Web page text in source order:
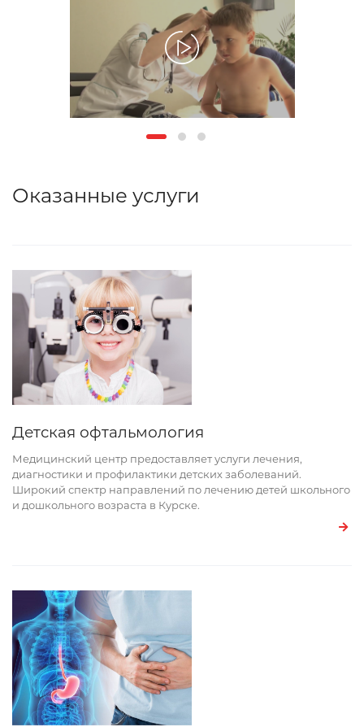
Оказанные услуги
Детская офтальмология
Медицинский центр предоставляет услуги лечения,
диагностики и профилактики детских заболеваний.
Широкий спектр направлений по лечению детей школьного
и дошкольного возраста в Курске.